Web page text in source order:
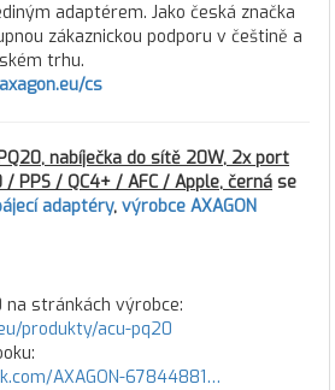
adaptérem. Jako česká značka
zákaznickou podporu v češtině a
trhu.
cs
PQ20, nabíječka do sítě 20W, 2x port
/ PPS / QC4+ / AFC / Apple, černá se
adaptéry, výrobce AXAGON
na stránkách výrobce:
produkty/acu-pq20
AXAGON-67844881…